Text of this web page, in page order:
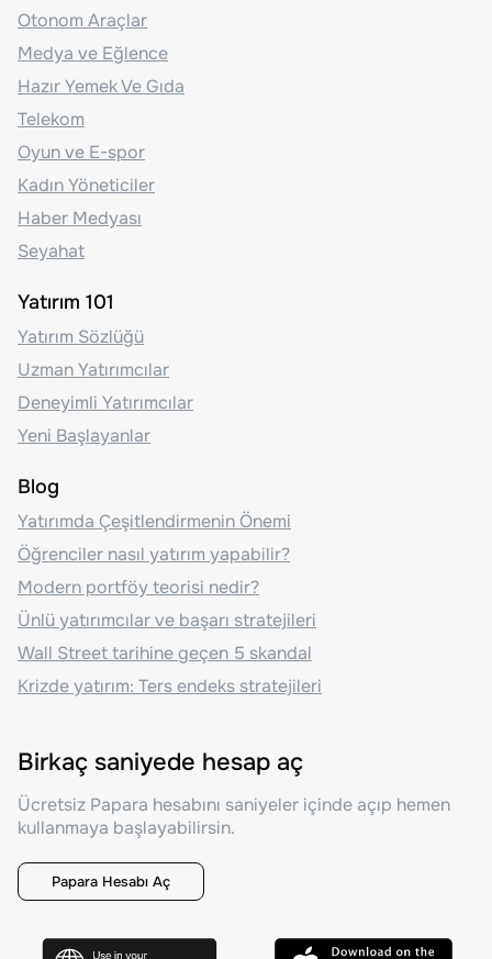
Otonom Araçlar
Medya ve Eğlence
Hazır Yemek Ve Gıda
Telekom
Oyun ve E-spor
Kadın Yöneticiler
Haber Medyası
Seyahat
Yatırım 101
Yatırım Sözlüğü
Uzman Yatırımcılar
Deneyimli Yatırımcılar
Yeni Başlayanlar
Blog
Yatırımda Çeşitlendirmenin Önemi
Öğrenciler nasıl yatırım yapabilir?
Modern portföy teorisi nedir?
Ünlü yatırımcılar ve başarı stratejileri
Wall Street tarihine geçen 5 skandal
Krizde yatırım: Ters endeks stratejileri
Birkaç saniyede hesap aç
Ücretsiz Papara hesabını saniyeler içinde açıp hemen
kullanmaya başlayabilirsin.
Papara Hesabı Aç